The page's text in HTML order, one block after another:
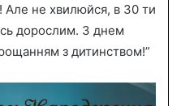
Але не хвилюйся, в 30 ти
дорослим. З днем
з дитинством!”